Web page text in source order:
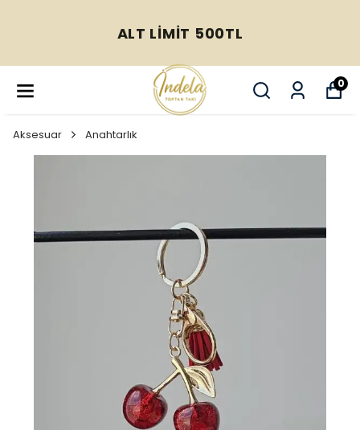
ALT LİMİT 500TL
0
Aksesuar Anahtarlık